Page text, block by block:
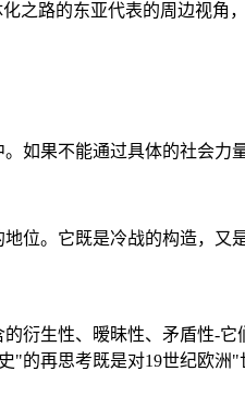
之路的东亚代表的周边视
如果不能通过具体的社会
位。它既是冷战的构造，又
衍生性、暧昧性、矛盾性-
的再思考既是对19世纪欧